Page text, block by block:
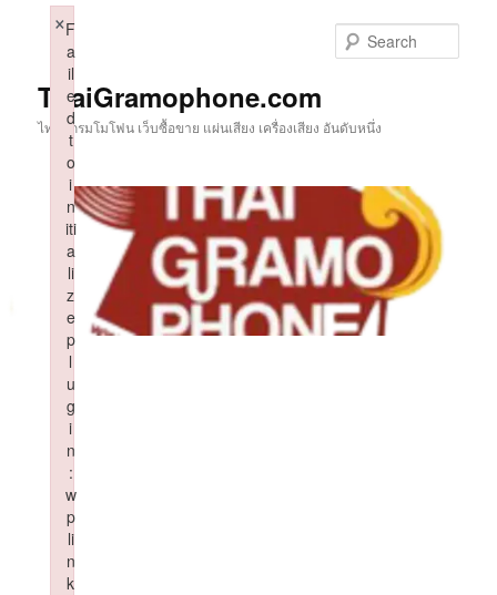
ThaiGramophone.com
ไทยแกรมโมโฟน เว็บซื้อขาย แผ่นเสียง เครื่องเสียง อันดับหนึ่ง
F
a
il
e
d
t
o
i
n
iti
a
li
z
e
p
l
u
g
i
n
:
w
p
li
n
k
×